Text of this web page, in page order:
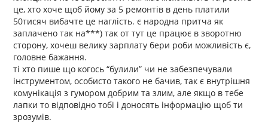
це, хто хоче щоб йому за 5 ремонтів в день платили
50тисяч вибачте це наглість. є народна притча як
заплачено так на***) так от тут це працює в зворотню
сторону, хочеш велику зарплату бери роби можливість є,
головне бажання.
ті хто пише що когось “булили” чи не забезпечували
інструментом, особисто такого не бачив, так є внутрішня
комунікація з гумором добрим та злим, але якщо в тебе
лапки то відповідно тобі і доносять інформацію щоб ти
зрозумів.